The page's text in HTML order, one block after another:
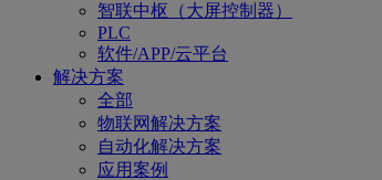
智联中枢（大屏控制器）
PLC
软件/APP/云平台
解决方案
全部
物联网解决方案
自动化解决方案
应用案例